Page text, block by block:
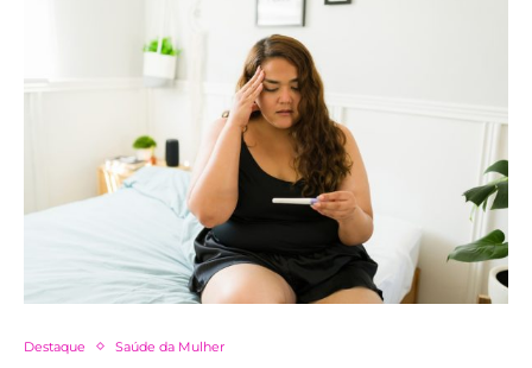
Destaque Saúde da Mulher